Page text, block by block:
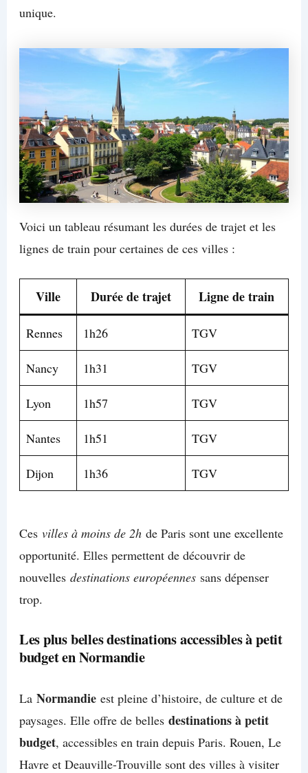
unique.
Voici un tableau résumant les durées de trajet et les
lignes de train pour certaines de ces villes :
Ville Durée de trajet Ligne de train
Rennes 1h26 TGV
Nancy 1h31 TGV
Lyon 1h57 TGV
Nantes 1h51 TGV
Dijon 1h36 TGV
Ces villes à moins de 2hde Paris sont une excellente
opportunité. Elles permettent de découvrir de
nouvelles destinations européennessans dépenser
trop.
Les plus belles destinations accessibles à petit
budget en Normandie
La Normandieest pleine d’histoire, de culture et de
paysages. Elle offre de belles destinations à petit
budget, accessibles en train depuis Paris. Rouen, Le
Havre et Deauville-Trouville sont des villes à visiter